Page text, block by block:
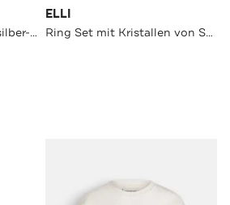
Ring 925 Sterlingsilber silber-schwarz
ELLI
Ring Set mit Kristallen von Swarovski®Schmuck 925 Silber Gold